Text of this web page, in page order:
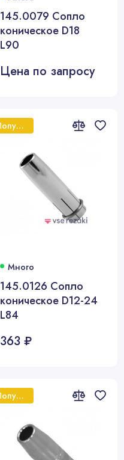
145.0079 Сопло
коническое D18
L90
Цена по запросу
Популярный
Много
145.0126 Сопло
коническое D12-24
L84
363 ₽
Популярный